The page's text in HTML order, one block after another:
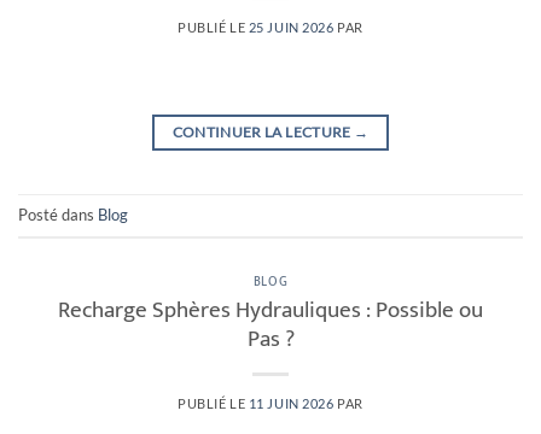
PUBLIÉ LE 25 JUIN 2026 PAR
CONTINUER LA LECTURE →
Posté dans Blog
BLOG
Recharge Sphères Hydrauliques : Possible ou
Pas ?
PUBLIÉ LE 11 JUIN 2026 PAR